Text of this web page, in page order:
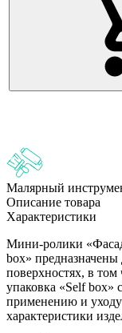
Малярный
Описание товара
Характеристики
Мини-ролики
box»
поверхностях, в
упаковка «Self
применению и уходу
характеристики